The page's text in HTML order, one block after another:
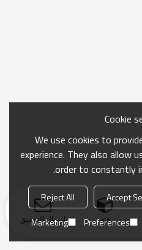
فئة ارسال التحقيق
Cookie
We use cookies to
experience. They also allow
order to constantly
Accept
Reject All
Preferences
Marketing